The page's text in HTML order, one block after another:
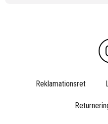
Reklamationsret